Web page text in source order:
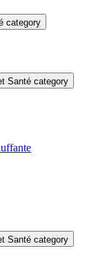
category
Santé category
Santé category